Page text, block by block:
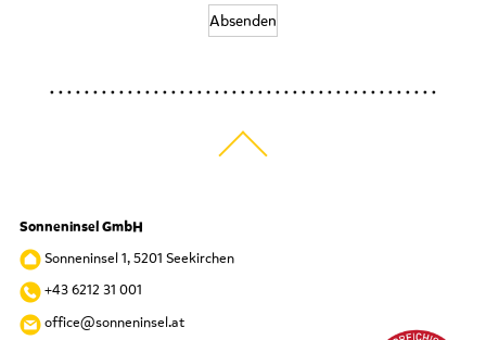
Absenden
Sonneninsel GmbH
Sonneninsel 1, 5201 Seekirchen
+43 6212 31 001
office@sonneninsel.at